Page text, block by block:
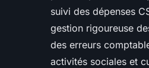
suivi des dépenses
gestion rigoureuse
des erreurs
activités sociales et